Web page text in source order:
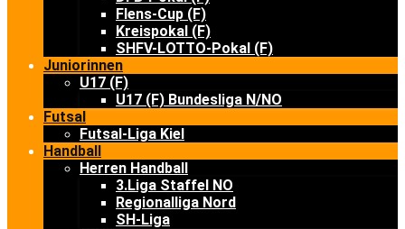
Flens-Cup (F)
Kreispokal (F)
SHFV-LOTTO-Pokal (F)
Juniorinnen
U17 (F)
U17 (F) Bundesliga N/NO
Futsal
Futsal-Liga Kiel
Handball
Herren Handball
3.Liga Staffel NO
Regionalliga Nord
SH-Liga